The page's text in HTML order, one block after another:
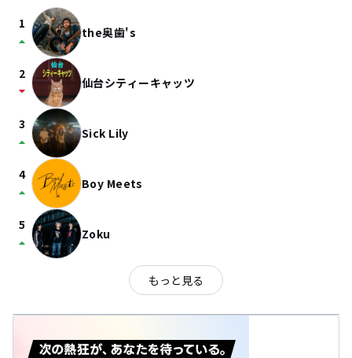
1
arrow_drop_up the奥歯's
2
arrow_drop_down 仙台シティーキャッツ
3
arrow_drop_up Sick Lily
4
arrow_drop_up Boy Meets
5
arrow_drop_up Zoku
もっと見る